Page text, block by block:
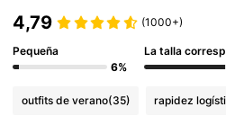
4,79 (1000+)
Pequeña
6%
La talla
outfits de verano(35) rapidez